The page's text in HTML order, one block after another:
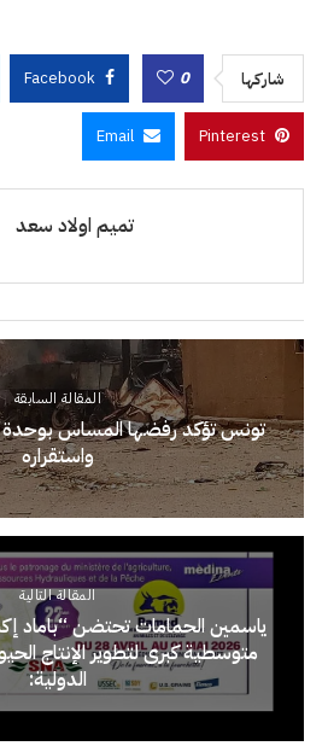
شاركها 0
Facebook
Pinterest
Email
تميم اولاد سعد
المقالة السابقة
تونس تؤكد رفضها المساس بوحدة
واستقراره
المقالة التالية
متوسطية كبرى لتطوير الإنتاج
الدولية: